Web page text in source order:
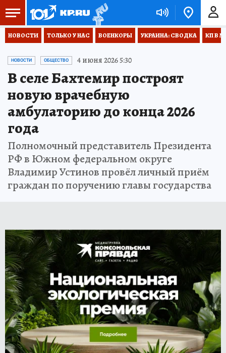
НОВОСТИ ТОЛЬКО У НАС ВОЕНКОРЫ УКРАИНА: СВОДКА КП В
НОВОСТИ ОБЩЕСТВО 4 июня 2026 5:30
В селе Бахтемир построят
новую врачебную
амбулаторию до конца 2026
года
Полномочный представитель Президента
РФ в Южном федеральном округе
Владимир Устинов провёл личный приём
граждан по поручению главы государства